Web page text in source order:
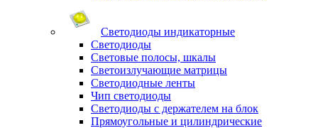
Светодиоды индикаторные
Светодиоды
Световые полосы, шкалы
Светоизлучающие матрицы
Светодиодные ленты
Чип светодиоды
Светодиоды с держателем на блок
Прямоугольные и цилиндрические